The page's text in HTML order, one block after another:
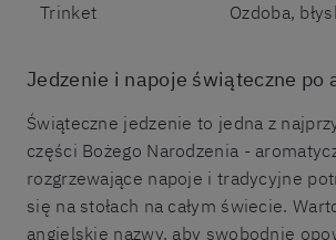
Trinket Ozdoba,
Jedzenie i napoje świąteczne po
Świąteczne jedzenie to jedna z
części Bożego Narodzenia -
rozgrzewające napoje i tradycyjne
się na stołach na całym świecie.
angielskie nazwy, aby swobodnie